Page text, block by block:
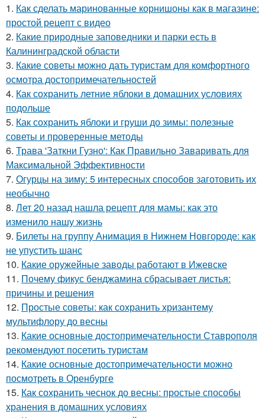
1. Как сделать маринованные корнишоны как в магазине:
простой рецепт с видео
2. Какие природные заповедники и парки есть в
Калининградской области
3. Какие советы можно дать туристам для комфортного
осмотра достопримечательностей
4. Как сохранить летние яблоки в домашних условиях
подольше
5. Как сохранить яблоки и груши до зимы: полезные
советы и проверенные методы
6. Трава 'Заткни Гузно': Как Правильно Заваривать для
Максимальной Эффективности
7. Огурцы на зиму: 5 интересных способов заготовить их
необычно
8. Лет 20 назад нашла рецепт для мамы: как это
изменило нашу жизнь
9. Билеты на группу Анимация в Нижнем Новгороде: как
не упустить шанс
10. Какие оружейные заводы работают в Ижевске
11. Почему фикус бенджамина сбрасывает листья:
причины и решения
12. Простые советы: как сохранить хризантему
мультифлору до весны
13. Какие основные достопримечательности Ставрополя
рекомендуют посетить туристам
14. Какие основные достопримечательности можно
посмотреть в Оренбурге
15. Как сохранить чеснок до весны: простые способы
хранения в домашних условиях